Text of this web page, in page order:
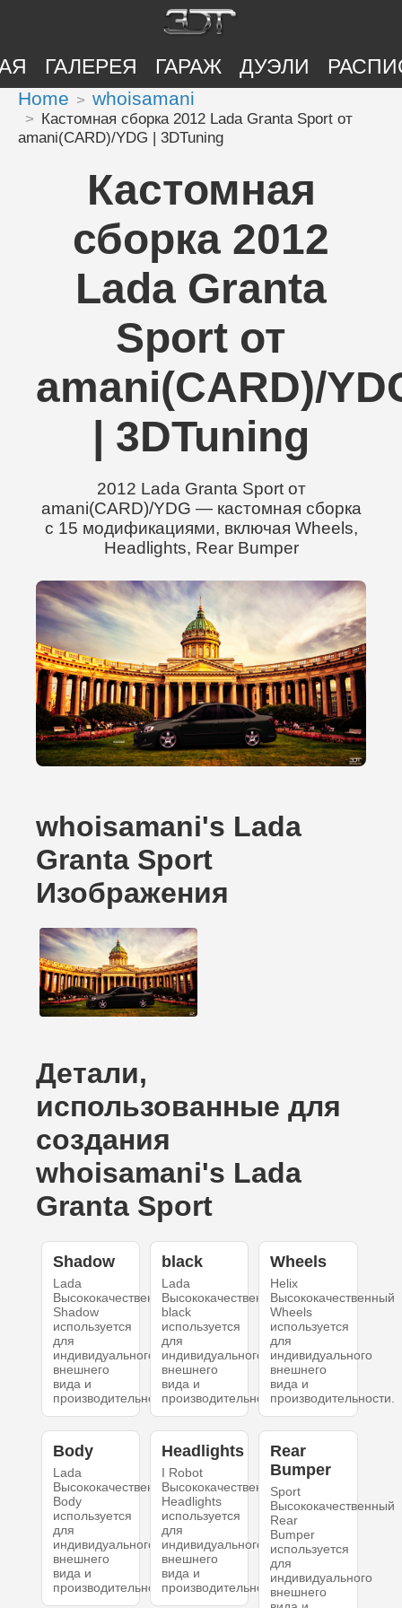
ГАЛЕРЕЯ ГАРАЖ ДУЭЛИ
Home whoisamani
Кастомная сборка 2012 Lada Granta Sport от
amani(CARD)/YDG | 3DTuning
Кастомная
сборка 2012
Lada Granta
Sport от
amani(CARD)/
| 3DTuning
2012 Lada Granta Sport от
amani(CARD)/YDG — кастомная сборка
с 15 модификациями, включая Wheels,
Headlights, Rear Bumper
whoisamani's Lada
Granta Sport
Изображения
Детали,
использованные для
создания
whoisamani's Lada
Granta Sport
Shadow
Lada
Высококачественный
Shadow
используется
для
индивидуального
внешнего
вида и
производительности.
black
Lada
Высококачественный
black
используется
для
индивидуального
внешнего
вида и
производительности.
Wheels
Helix
Высококачественный
Wheels
используется
для
индивидуального
внешнего
вида и
производительности.
Body
Lada
Высококачественный
Body
используется
для
индивидуального
внешнего
вида и
производительности.
Headlights
I Robot
Высококачественный
Headlights
используется
для
индивидуального
внешнего
вида и
производительности.
Rear
Bumper
Sport
Высококачественный
Rear
Bumper
используется
для
индивидуального
внешнего